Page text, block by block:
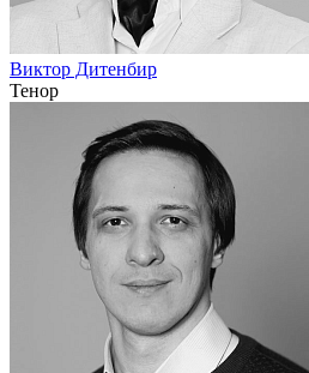
Виктор Дитенбир
Тенор